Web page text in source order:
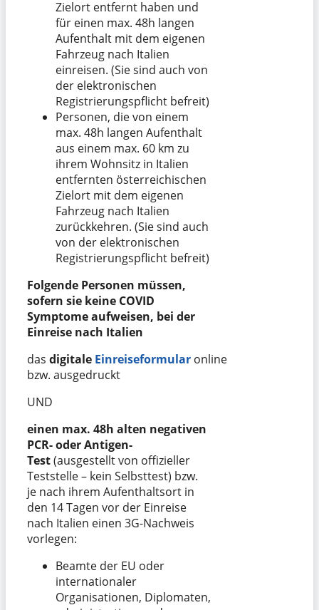
Zielort entfernt haben und
für einen max. 48h langen
Aufenthalt mit dem eigenen
Fahrzeug nach Italien
einreisen. (Sie sind auch von
der elektronischen
Registrierungspflicht befreit)
Personen, die von einem
max. 48h langen Aufenthalt
aus einem max. 60 km zu
ihrem Wohnsitz in Italien
entfernten österreichischen
Zielort mit dem eigenen
Fahrzeug nach Italien
zurückkehren. (Sie sind auch
von der elektronischen
Registrierungspflicht befreit)
Folgende Personen müssen,
sofern sie keine COVID
Symptome aufweisen, bei der
Einreise nach Italien
das digitale Einreiseformular online
bzw. ausgedruckt
UND
einen max. 48h alten negativen
PCR- oder Antigen-
Test(ausgestellt von offizieller
Teststelle – kein Selbsttest) bzw.
je nach ihrem Aufenthaltsort in
den 14 Tagen vor der Einreise
nach Italien einen 3G-Nachweis
vorlegen:
Beamte der EU oder
internationaler
Organisationen, Diplomaten,